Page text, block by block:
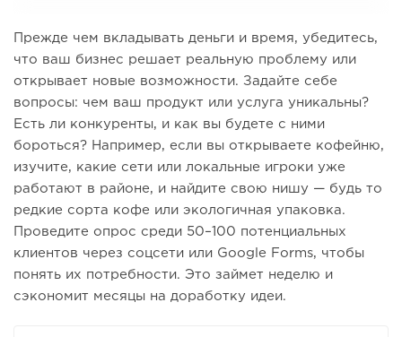
Прежде чем вкладывать деньги и время, убедитесь,
что ваш бизнес решает реальную проблему или
открывает новые возможности. Задайте себе
вопросы: чем ваш продукт или услуга уникальны?
Есть ли конкуренты, и как вы будете с ними
бороться? Например, если вы открываете кофейню,
изучите, какие сети или локальные игроки уже
работают в районе, и найдите свою нишу — будь то
редкие сорта кофе или экологичная упаковка.
Проведите опрос среди 50–100 потенциальных
клиентов через соцсети или Google Forms, чтобы
понять их потребности. Это займет неделю и
сэкономит месяцы на доработку идеи.